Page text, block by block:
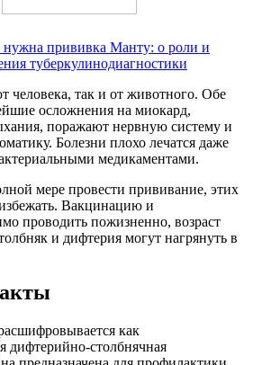
нужна прививка Манту: о роли и
туберкулинодиагностики
человека, так и от животного. Обе
осложнения на миокард,
поражают нервную систему и
Болезни плохо лечатся даже
медикаментами.
мере провести прививание, этих
Вакцинацию и
проводить пожизненно, возраст
и дифтерия могут нагрянуть в
как
дифтерийно-столбнячная